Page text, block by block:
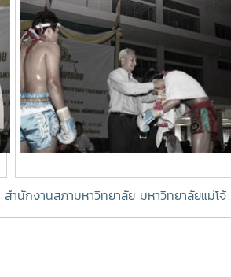
สำนักงานสภามหาวิทยาลัย มหาวิทยาลัยแม่โจ้